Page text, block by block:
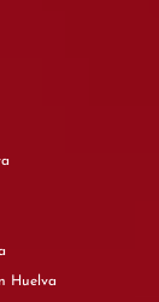
Médicas en Huelva